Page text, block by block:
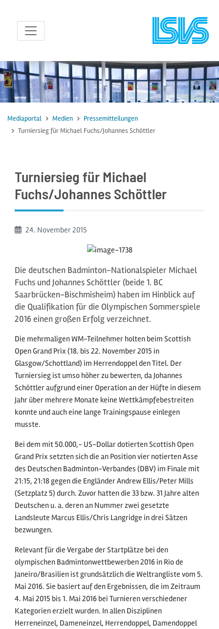
zum Inhalt
Mediaportal Medien
Pressemitteilungen
Turniersieg für Michael Fuchs/Johannes Schöttler
Turniersieg für Michael
Fuchs/Johannes Schöttler
Beginn:
24. November2015
Die deutschen Badminton-Nationalspieler Michael
Fuchs und Johannes Schöttler (beide 1. BC
Saarbrücken-Bischmisheim) haben im Hinblick auf
die Qualifikation für die Olympischen Sommerspiele
2016 einen großen Erfolg verzeichnet.
Die mehrmaligen WM-Teilnehmer holten beim Scottish
Open Grand Prix (18. bis 22. November 2015 in
Glasgow/Schottland) im Herrendoppel den Titel. Der
Turniersieg ist umso höher zu bewerten, da Johannes
Schöttler aufgrund einer Operation an der Hüfte in diesem
Jahr über mehrere Monate keine Wettkämpfebestreiten
konnte und auch eine lange Trainingspause einlegen
musste.
Bei dem mit 50.000,- US-Dollar dotierten Scottish Open
Grand Prix setzten sich die an Position vier notierten Asse
des Deutschen Badminton-Verbandes (DBV) im Finale mit
21:15, 21:18 gegen die Engländer Andrew Ellis/Peter Mills
(Setzplatz 5) durch. Zuvor hatten die 33 bzw. 31 Jahre alten
Deutschen u. a. deren an Nummer zwei gesetzte
Landsleute Marcus Ellis/Chris Langridge in drei Sätzen
bezwungen.
Relevant für die Vergabe der Startplätze bei den
olympischen Badmintonwettbewerben 2016 in Rio de
Janeiro/Brasilien ist grundsätzlich die Weltrangliste vom 5.
Mai 2016. Sie basiert auf den Ergebnissen, die im Zeitraum
4. Mai 2015 bis 1. Mai 2016 bei Turnieren verschiedener
Kategorien erzielt wurden. In allen Disziplinen 
Herreneinzel, Dameneinzel, Herrendoppel, Damendoppel